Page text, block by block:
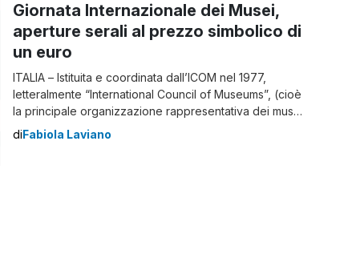
Giornata Internazionale dei Musei,
aperture serali al prezzo simbolico di
un euro
ITALIA – Istituita e coordinata dall’ICOM nel 1977,
letteralmente “International Council of Museums”, (cioè
la principale organizzazione rappresentativa dei musei
e dei suoi professionisti), la Giornata Internazionale dei
diFabiola Laviano